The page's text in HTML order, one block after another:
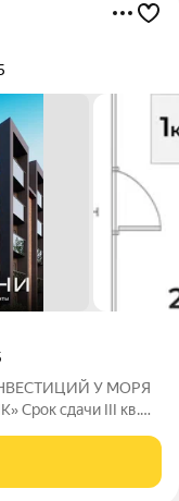
У МОРЯ
сдачи III кв.
территорией.